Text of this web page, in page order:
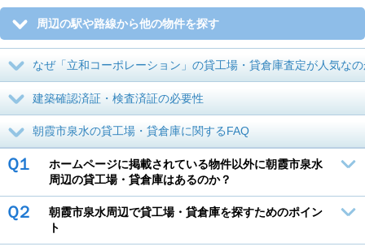
周辺の駅や路線から他の物件を探す
なぜ「立和コーポレーション」の貸工場・貸倉庫査定が人気な
建築確認済証・検査済証の必要性
朝霞市泉水の貸工場・貸倉庫に関するFAQ
Ｑ１
ホームページに掲載されている物件以外に朝霞市泉水
周辺の貸工場・貸倉庫はあるのか？
Ｑ２
朝霞市泉水周辺で貸工場・貸倉庫を探すためのポイン
ト